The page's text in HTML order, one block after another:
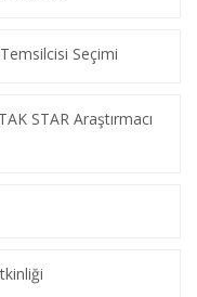
Seçimi
STAR Araştırmacı